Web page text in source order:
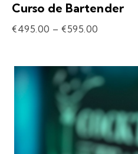
Curso de Bartender
€495.00 – €595.00